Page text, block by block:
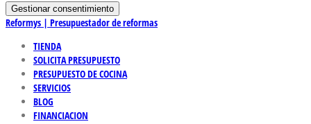
Gestionar consentimiento
Reformys | Presupuestador de reformas
TIENDA
SOLICITA PRESUPUESTO
PRESUPUESTO DE COCINA
SERVICIOS
BLOG
FINANCIACION